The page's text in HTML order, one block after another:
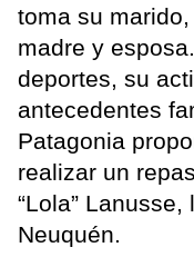
toma su
madre y
deportes, su
antecedentes
Patagonia
realizar un
“Lola”
Neuquén.